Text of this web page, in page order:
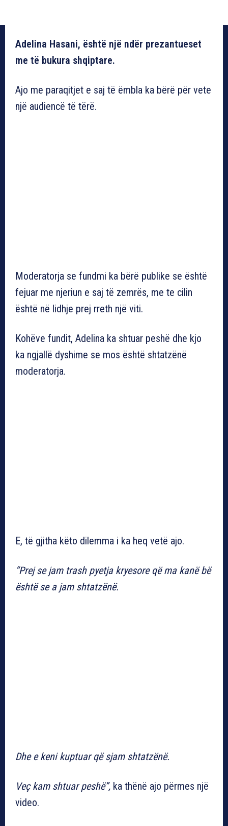
Adelina Hasani, është një ndër prezantueset
me të bukura shqiptare.
Ajo me paraqitjet e saj të ëmbla ka bërë për vete
një audiencë të tërë.
Moderatorja se fundmi ka bërë publike se është
fejuar me njeriun e saj të zemrës, me te cilin
është në lidhje prej rreth një viti.
Kohëve fundit, Adelina ka shtuar peshë dhe kjo
ka ngjallë dyshime se mos është shtatzënë
moderatorja.
E, të gjitha këto dilemma i ka heq vetë ajo.
“Prej se jam trash pyetja kryesore që ma kanë bë
është se a jam shtatzënë.
Dhe e keni kuptuar që sjam shtatzënë.
Veç kam shtuar peshë”, ka thënë ajo përmes një
video.